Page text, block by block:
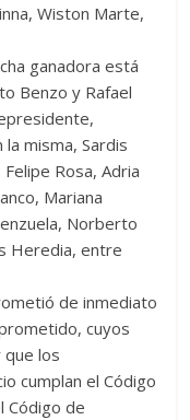
Wiston Marte,
ganadora está
Benzo y Rafael
misma, Sardis
Felipe Rosa, Adria
Mariana
Norberto
Heredia, entre
de inmediato
cuyos
los
cumplan el Código
Código de